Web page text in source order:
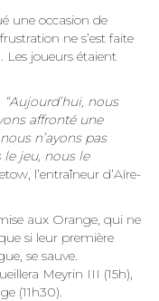
une occasion de
ne s’est faite
Les joueurs étaient
“Aujourd’hui, nous
affronté une
n’ayons pas
jeu, nous le
l’entraîneur d’Aïre-
aux Orange, qui ne
si leur première
se sauve.
Meyrin III (15h),
(11h30).